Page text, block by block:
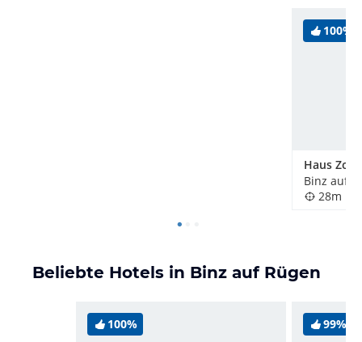
100%
Haus
Binz auf
28m
Beliebte Hotels in Binz auf Rügen
100% 99%